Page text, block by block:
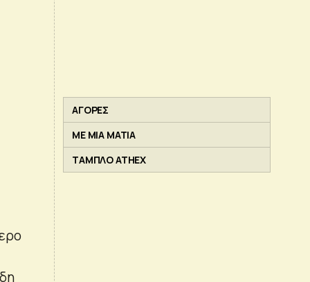
ΑΓΟΡΕΣ
ΜΕ ΜΙΑ ΜΑΤΙΑ
ΤΑΜΠΛΟ ATHEX